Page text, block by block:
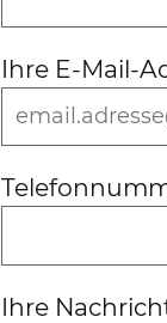
Ihre E-Mail-
Ihre